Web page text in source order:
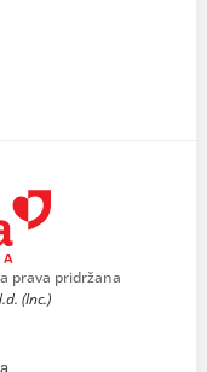
prava pridržana
(Inc.)